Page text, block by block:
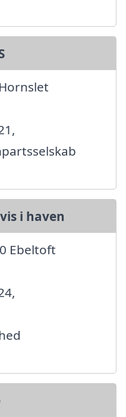
i haven
Ebeltoft